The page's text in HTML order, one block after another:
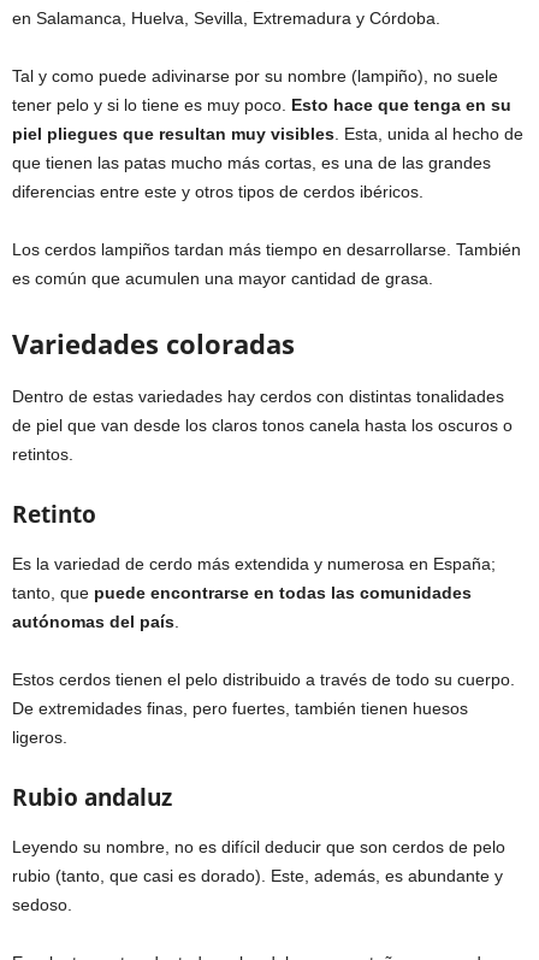
en Salamanca, Huelva, Sevilla, Extremadura y Córdoba.
Tal y como puede adivinarse por su nombre (lampiño), no suele
tener pelo y si lo tiene es muy poco. Esto hace que tenga en su
piel pliegues que resultan muy visibles . Esta, unida al hecho de
que tienen las patas mucho más cortas, es una de las grandes
diferencias entre este y otros tipos de cerdos ibéricos.
Los cerdos lampiños tardan más tiempo en desarrollarse. También
es común que acumulen una mayor cantidad de grasa.
Variedades coloradas
Dentro de estas variedades hay cerdos con distintas tonalidades
de piel que van desde los claros tonos canela hasta los oscuros o
retintos.
Retinto
Es la variedad de cerdo más extendida y numerosa en España;
tanto, que puede encontrarse en todas las comunidades
autónomas del país
Estos cerdos tienen el pelo distribuido a través de todo su cuerpo.
De extremidades finas, pero fuertes, también tienen huesos
ligeros.
Rubio andaluz
Leyendo su nombre, no es difícil deducir que son cerdos de pelo
rubio (tanto, que casi es dorado). Este, además, es abundante y
sedoso.